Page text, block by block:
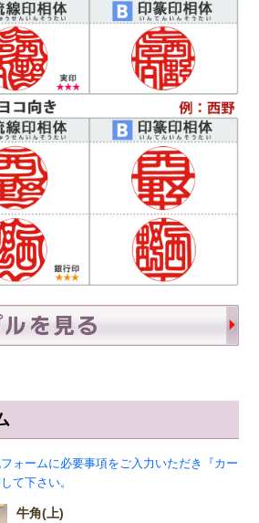
ォームに必要事項をご入力いただき『カー
て下さい。
牛角(上)